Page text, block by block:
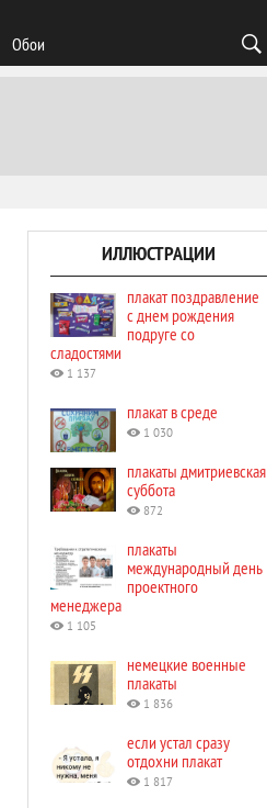
Обои
ИЛЛЮСТРАЦИИ
плакат поздравление
с днем рождения
подруге со
сладостями
1 137
плакат в среде
1 030
плакаты дмитриевская
суббота
872
плакаты
международный день
проектного
менеджера
1 105
немецкие военные
плакаты
1 836
если устал сразу
отдохни плакат
1 817